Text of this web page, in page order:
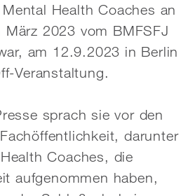
Health Coaches an
2023 vom BMFSFJ
am 12.9.2023 in Berlin
Veranstaltung.
sprach sie vor den
darunter
Coaches, die
aufgenommen haben,